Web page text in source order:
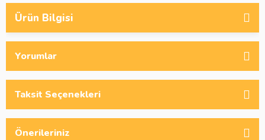
Ürün Bilgisi
Yorumlar
Taksit Seçenekleri
Önerileriniz